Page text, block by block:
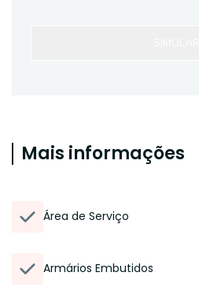
Mais informações
Área de Serviço
Armários Embutidos